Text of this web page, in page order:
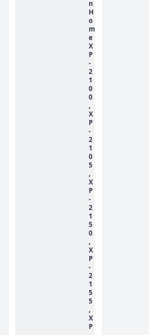
n
H
o
m
e
X
P
-
2
1
0
0
,
X
P
-
2
1
0
5
,
X
P
-
2
1
5
0
,
X
P
-
2
1
5
5
,
X
P